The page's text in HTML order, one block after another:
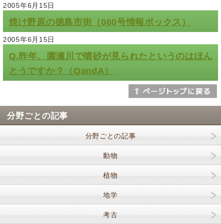
2005年6月15日
焼け野原の徳島市街（060号情報ボックス）
2005年6月15日
Q.昨年、園瀬川で噴砂が見られたというのはほん
とうですか？（QandA）
分野ごとの記事
分野ごとの記事
動物
植物
地学
考古